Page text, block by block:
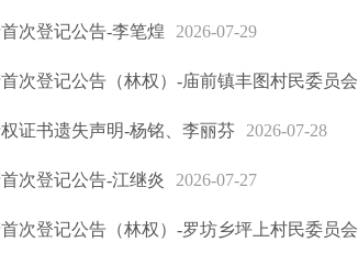
次登记公告-李笔煌 2026-07-29
次登记公告（林权）-庙前镇丰图村民委员会
证书遗失声明-杨铭、李丽芬 2026-07-28
次登记公告-江继炎 2026-07-27
次登记公告（林权）-罗坊乡坪上村民委员会